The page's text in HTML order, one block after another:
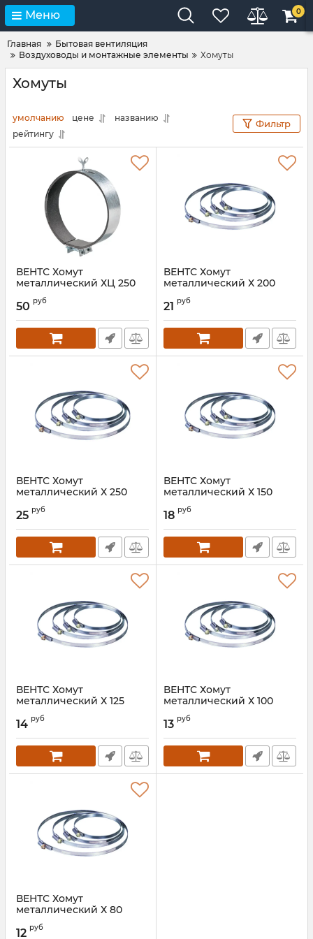
Меню 0
Главная
Бытовая вентиляция
Воздуховоды и монтажные элементы
Хомуты
Хомуты
умолчанию цене
названию
рейтингу
Фильтр
ВЕНТС Хомут
металлический ХЦ 250
Артикул:
50 руб
ВЕНТС Хомут
металлический Х 200
(наклейка)
Артикул:
21 руб
ВЕНТС Хомут
металлический Х 250
(наклейка)
Артикул:
25 руб
ВЕНТС Хомут
металлический Х 150
(наклейка)
Артикул:
18 руб
ВЕНТС Хомут
металлический Х 125
(наклейка)
Артикул:
14 руб
ВЕНТС Хомут
металлический Х 100
(наклейка)
Артикул:
13 руб
ВЕНТС Хомут
металлический Х 80
(наклейка)
Артикул:
12 руб